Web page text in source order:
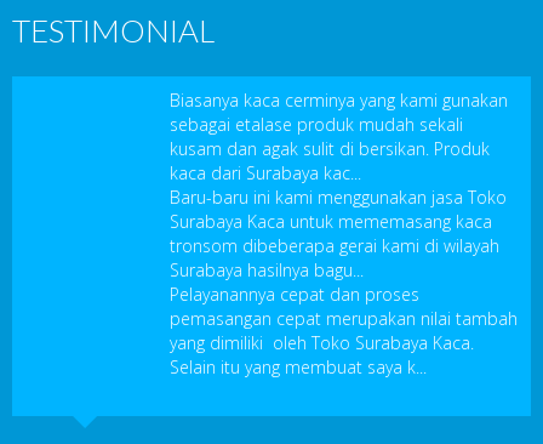
TESTIMONIAL
Biasanya kaca cerminya yang kami gunakan
sebagai etalase produk mudah sekali
kusam dan agak sulit di bersikan. Produk
kaca dari Surabaya kac...
Baru-baru ini kami menggunakan jasa Toko
Surabaya Kaca untuk mememasang kaca
tronsom dibeberapa gerai kami di wilayah
Surabaya hasilnya bagu...
Pelayanannya cepat dan proses
pemasangan cepat merupakan nilai tambah
yang dimiliki oleh Toko Surabaya Kaca.
Selain itu yang membuat saya k...